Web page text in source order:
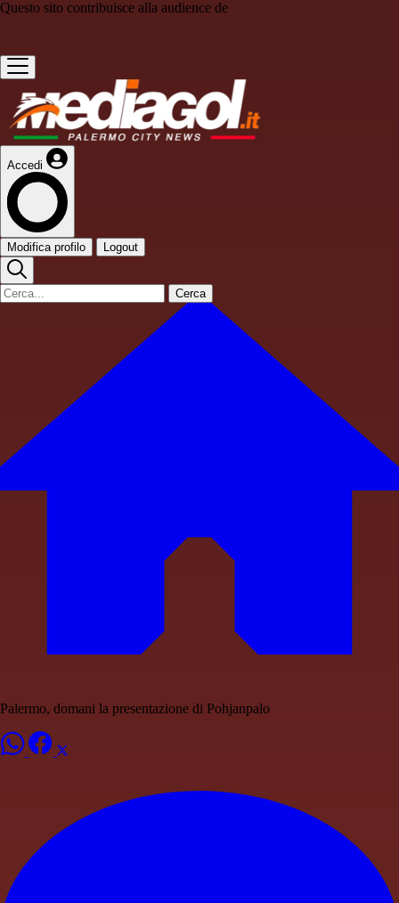
Questo sito contribuisce alla audience de
Accedi
Modifica profilo Logout
Cerca
Palermo, domani la presentazione di Pohjanpalo